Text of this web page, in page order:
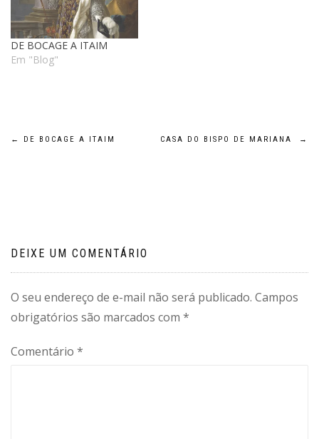
DE BOCAGE A ITAIM
Em "Blog"
Navegação
← DE BOCAGE A ITAIM CASA DO BISPO DE MARIANA →
DEIXE UM COMENTÁRIO
O seu endereço de e-mail não será publicado. Campos
obrigatórios são marcados com *
Comentário *